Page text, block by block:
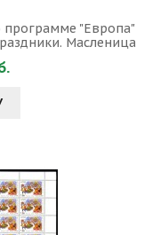
программе "Европа"
Масленица